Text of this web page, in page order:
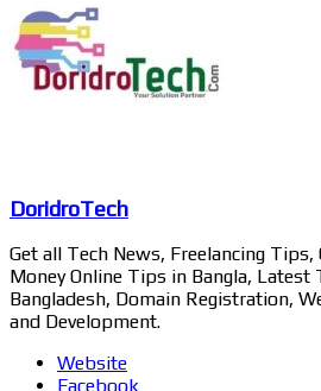
DoridroTech
Get all Tech News, Freelancing
Money Online Tips in Bangla, Latest
Bangladesh, Domain Registration,
and Development.
Website
Facebook